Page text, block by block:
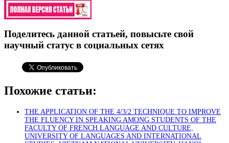
Поделитесь данной статьей, повысьте свой
научный статус в социальных сетях
Похожие статьи:
THE APPLICATION OF THE 4/3/2 TECHNIQUE TO IMPROVE
THE FLUENCY IN SPEAKING AMONG STUDENTS OF THE
FACULTY OF FRENCH LANGUAGE AND CULTURE,
UNIVERSITY OF LANGUAGES AND INTERNATIONAL